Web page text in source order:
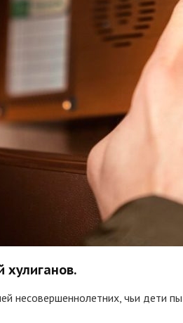
хулиганов.
несовершеннолетних, чьи